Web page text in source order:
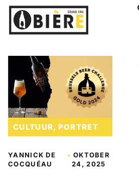
CULTUUR, PORTRET
YANNICK DE
COCQUÉAU
• OKTOBER
24, 2025